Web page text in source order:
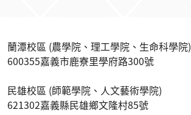
蘭潭校區 (農學院、理工學院、生命科學院)
600355嘉義市鹿寮里學府路300號
民雄校區 (師範學院、人文藝術學院)
621302嘉義縣民雄鄉文隆村85號